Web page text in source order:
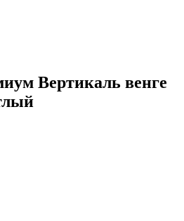
Вертикаль венге